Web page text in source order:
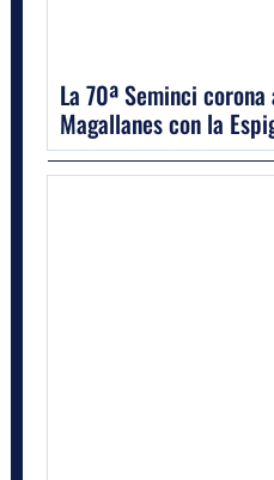
La 70ª Seminci
Magallanes con la